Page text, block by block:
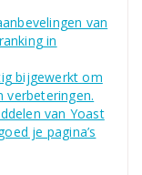
van
in
bijgewerkt om
verbeteringen.
van Yoast
je pagina’s